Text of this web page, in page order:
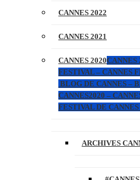
CANNES 2022
CANNES 2021
CANNES 2020CANNES
FESTIVAL – CANNES
BLOG DE CANNES –
CANNES2020 –
FESTIVAL DE CANNES
ARCHIVES